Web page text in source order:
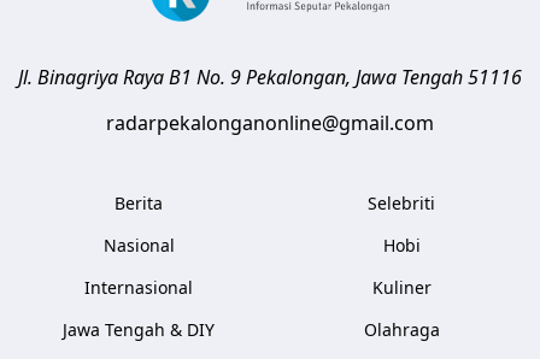
Jl. Binagriya Raya B1 No. 9Pekalongan, Jawa Tengah51116
radarpekalonganonline@gmail.com
Berita
Nasional
Internasional
Jawa Tengah & DIY
Selebriti
Hobi
Kuliner
Olahraga